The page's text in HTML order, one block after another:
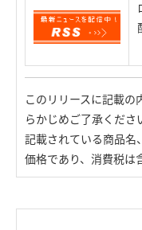
このリリースに記載
らかじめご了承くださ
記載されている商品名
価格であり、消費税は